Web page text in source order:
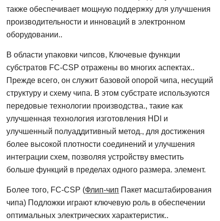
также обеспечивает мощную поддержку для улучшения
производительности и инноваций в электронном
оборудовании..
В области упаковки чипсов, Ключевые функции
субстратов FC-CSP отражены во многих аспектах..
Прежде всего, он служит базовой опорой чипа, несущий
структуру и схему чипа. В этом субстрате используются
передовые технологии производства., такие как
улучшенная технология изготовления HDI и
улучшенный полуаддитивный метод., для достижения
более высокой плотности соединений и улучшения
интеграции схем, позволяя устройству вместить
больше функций в пределах одного размера. элемент.
Более того, FC-CSP (Флип-чип Пакет масштабирования
чипа) Подложки играют ключевую роль в обеспечении
оптимальных электрических характеристик..